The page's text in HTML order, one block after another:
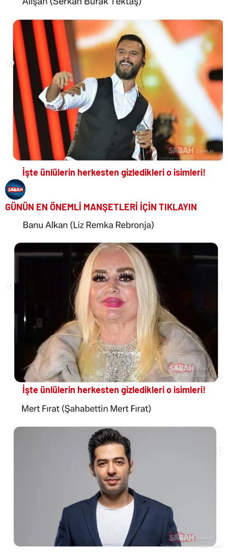
İşte ünlülerin herkesten gizledikleri o isimleri!
GÜNÜN EN ÖNEMLİ MANŞETLERİ İÇİN TIKLAYIN
İşte ünlülerin herkesten gizledikleri o isimleri!